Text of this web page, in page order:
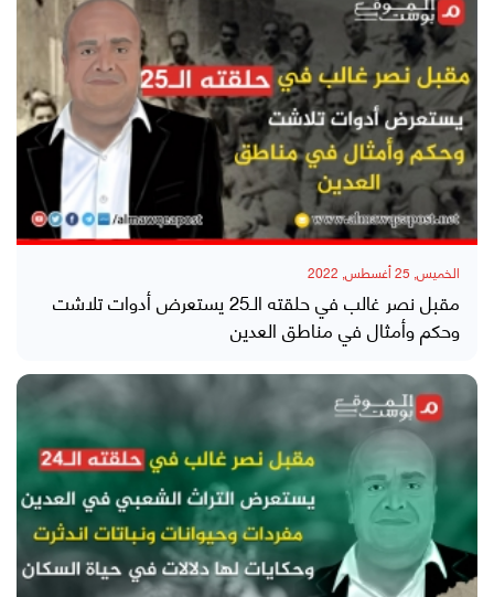
الخميس, 25 أغسطس, 2022
مقبل نصر غالب في حلقته الـ25 يستعرض أدوات تلاشت
وحكم وأمثال في مناطق العدين